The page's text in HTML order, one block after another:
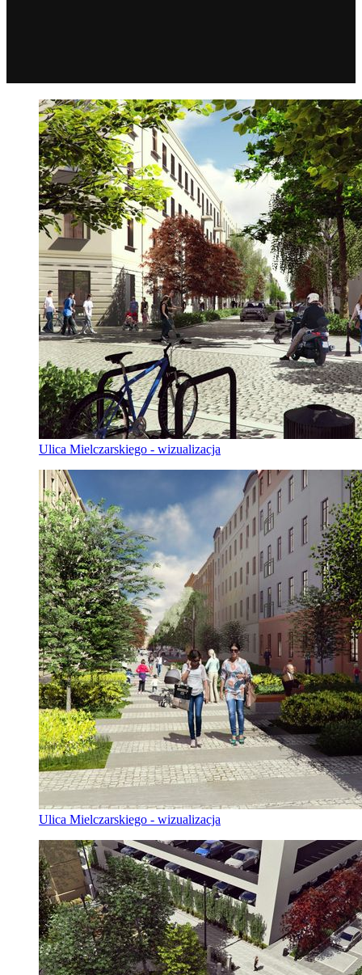
Ulica Mielczarskiego - wizualizacja
Ulica Mielczarskiego - wizualizacja